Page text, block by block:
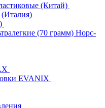
(Китай)
(70 грамм) Норс-
EVANIX